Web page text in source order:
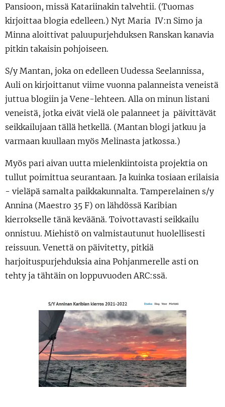
Pansioon, missä Katariinakin talvehtii. (Tuomas
kirjoittaa blogia edelleen.) Nyt Maria IV:n Simo ja
Minna aloittivat paluupurjehduksen Ranskan kanavia
pitkin takaisin pohjoiseen.
S/y Mantan, joka on edelleen Uudessa Seelannissa,
Auli on kirjoittanut viime vuonna palanneista veneistä
juttua blogiin ja Vene-lehteen. Alla on minun listani
veneistä, jotka eivät vielä ole palanneet ja päivittävät
seikkailujaan tällä hetkellä. (Mantan blogi jatkuu ja
varmaan kuullaan myös Melinasta jatkossa.)
Myös pari aivan uutta mielenkiintoista projektia on
tullut poimittua seurantaan. Ja kuinka tosiaan erilaisia
- vieläpä samalta paikkakunnalta. Tamperelainen s/y
Annina (Maestro 35 F) on lähdössä Karibian
kierrokselle tänä keväänä. Toivottavasti seikkailu
onnistuu. Miehistö on valmistautunut huolellisesti
reissuun. Venettä on päivitetty, pitkiä
harjoituspurjehduksia aina Pohjanmerelle asti on
tehty ja tähtäin on loppuvuoden ARC:ssä.